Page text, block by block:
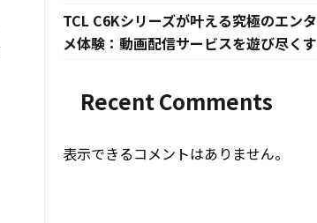
TCL C6Kシリーズが叶える究極のエンタ
メ体験：動画配信サービスを遊び尽くす
Recent Comments
表示できるコメントはありません。